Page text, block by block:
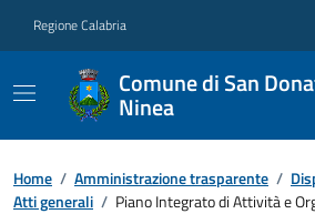
Regione Calabria
Comune di San
Ninea
Home / Amministrazione trasparente /
Atti generali / Piano Integrato di Attività e